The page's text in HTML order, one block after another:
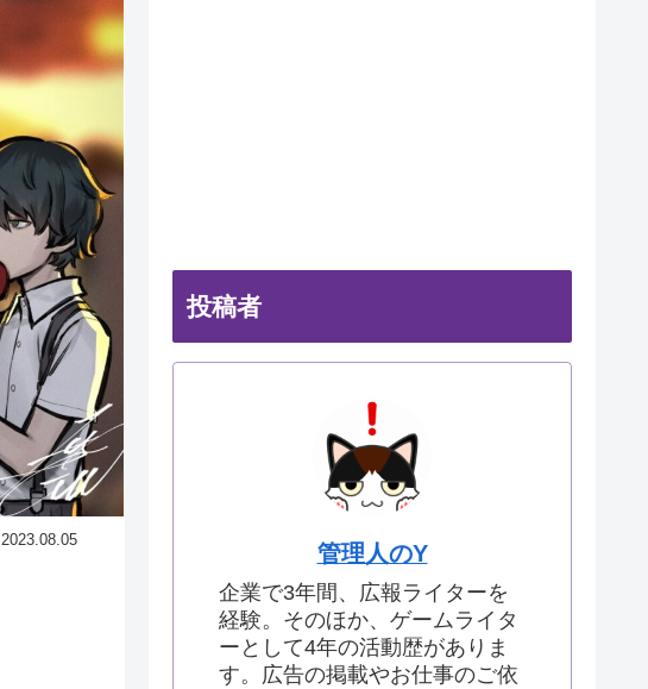
2023.08.05
投稿者
管理人のY
企業で3年間、広報ライターを
経験。そのほか、ゲームライタ
ーとして4年の活動歴がありま
す。広告の掲載やお仕事のご依